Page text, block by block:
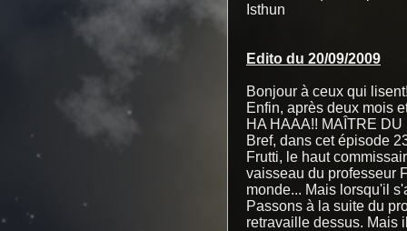
Isthun
Edito du 20/09/2009
Bonjour à ceux qui
Enfin, après deux mois
HA HAAA!! MAÎTRE
Bref, dans cet épisode
Frutti, le haut
vaisseau du professeur
monde... Mais lorsqu'il
Passons à la suite du
retravaille dessus. Mais